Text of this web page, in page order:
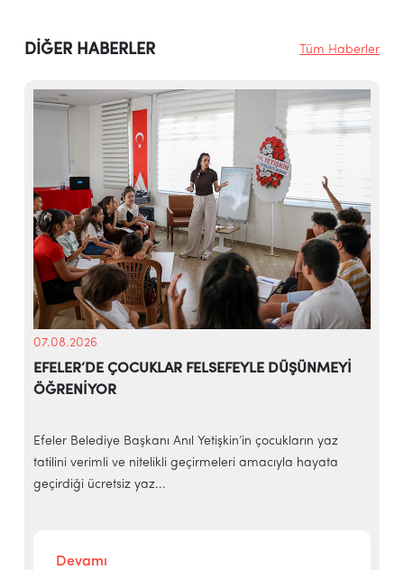
DİĞER HABERLER Tüm Haberler
07.08.2026
EFELER’DE ÇOCUKLAR FELSEFEYLE DÜŞÜNMEYİ
ÖĞRENİYOR
Efeler Belediye Başkanı Anıl Yetişkin’in çocukların yaz
tatilini verimli ve nitelikli geçirmeleri amacıyla hayata
geçirdiği ücretsiz yaz...
Devamı